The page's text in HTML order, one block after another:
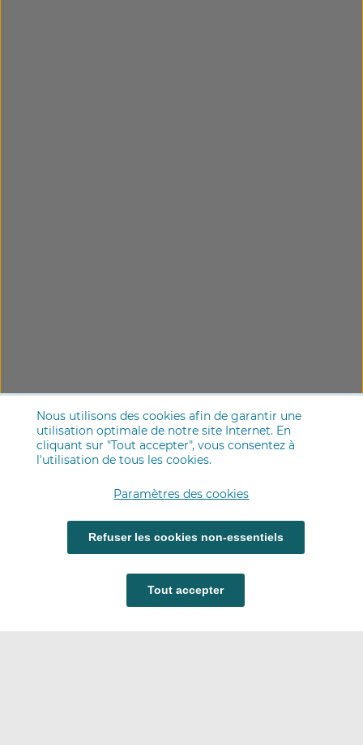
Nous utilisons des cookies afin de garantir une
utilisation optimale de notre site Internet. En
cliquant sur "Tout accepter", vous consentez à
l'utilisation de tous les cookies.
Paramètres des cookies
Refuser les cookies non-essentiels
Tout accepter